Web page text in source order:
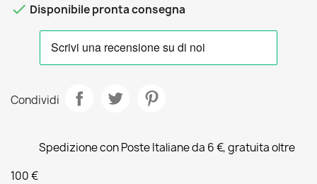
 Disponibile pronta consegna
Condividi
Spedizione con Poste Italiane da 6 €, gratuita oltre
100 €